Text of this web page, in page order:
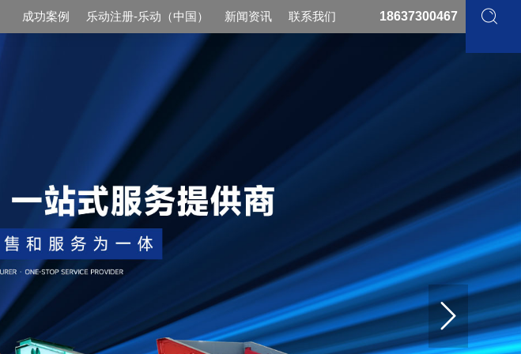
成功案例 乐动注册-乐动（中国） 新闻资讯 联系我们 18637300467